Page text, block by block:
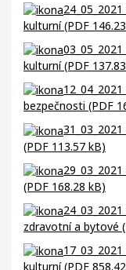
kulturní (PDF
kulturní (PDF
bezpečnosti (PDF
(PDF 113.57 kB)
(PDF 168.28 kB)
zdravotní a bytové
kulturní (PDF